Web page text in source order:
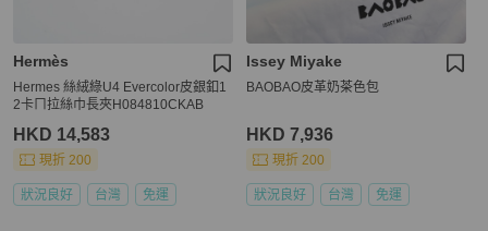
Hermès
Hermes 絲絨綠U4 Evercolor皮銀釦1
2卡ㄇ拉絲巾長夾H084810CKAB
HKD 14,583
現折 200
狀況良好 台灣 免運
Issey Miyake
BAOBAO皮革奶茶色包
HKD 7,936
現折 200
狀況良好 台灣 免運